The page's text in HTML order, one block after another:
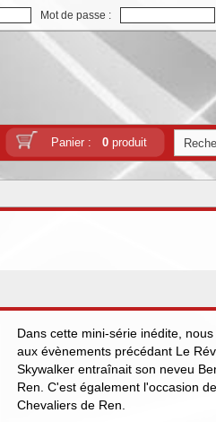
Mot de passe :
Panier : 0produit
Dans cette mini-série inédite,
aux évènements précédant Le
Skywalker entraînait son neveu
Ren. C'est également l'occasion
Chevaliers de Ren.